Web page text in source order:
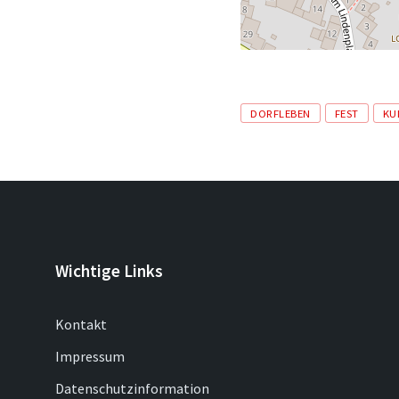
Tags
DORFLEBEN FEST
Wichtige Links
Kontakt
Impressum
Datenschutzinformation